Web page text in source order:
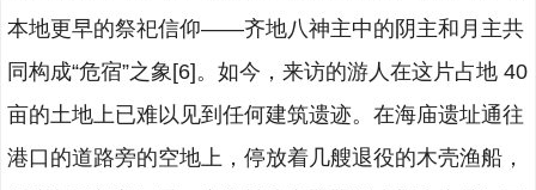
本地更早的祭祀信仰——齐地八神主中的阴主和月主共
同构成“危宿”之象[6]。如今，来访的游人在这片占地 40
亩的土地上已难以见到任何建筑遗迹。在海庙遗址通往
港口的道路旁的空地上，停放着几艘退役的木壳渔船，